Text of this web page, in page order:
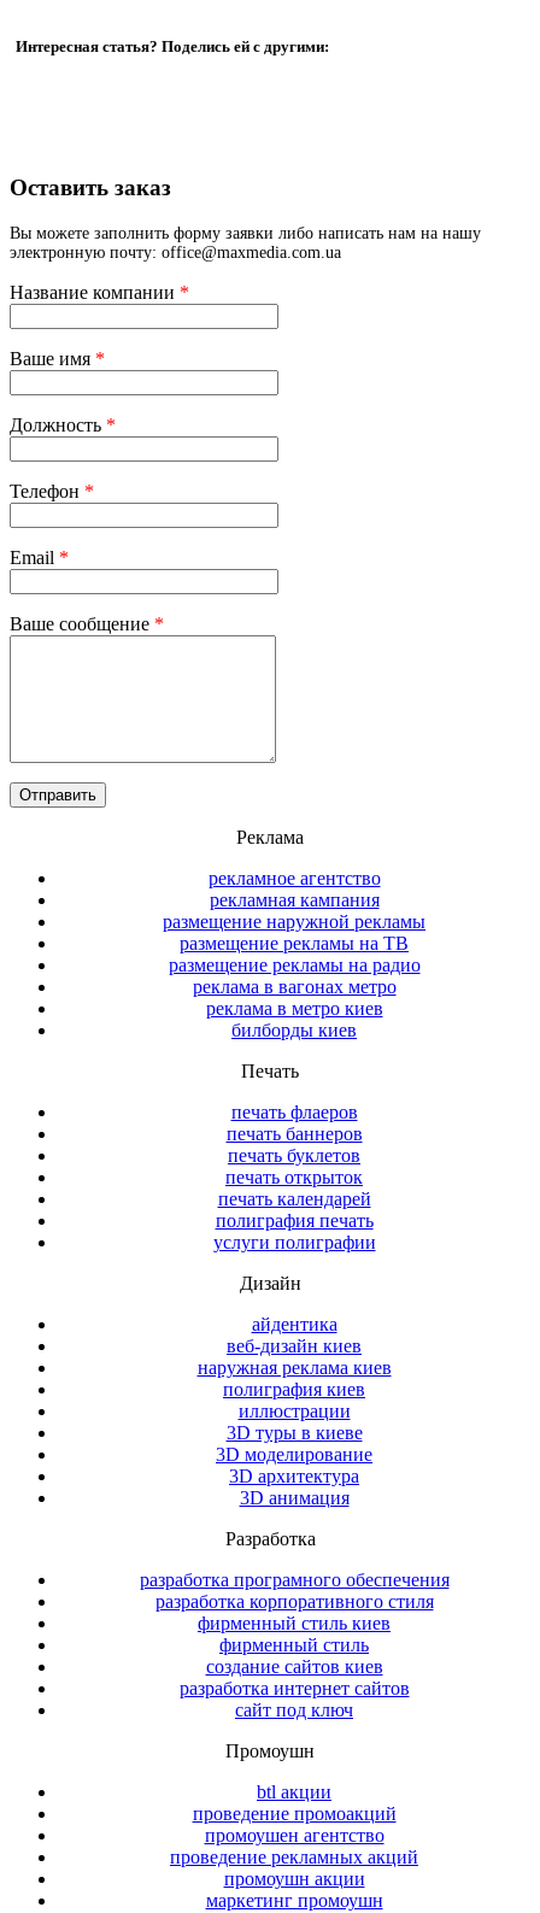
Интересная статья? Поделись ей с другими:
Оставить заказ
Вы можете заполнить форму заявки либо написать нам на нашу
электронную почту: office@maxmedia.com.ua
Название компании *
Ваше имя *
Должность *
Телефон *
Email *
Ваше сообщение *
Реклама
рекламное агентство
рекламная кампания
размещение наружной рекламы
размещение рекламы на ТВ
размещение рекламы на радио
реклама в вагонах метро
реклама в метро киев
билборды киев
Печать
печать флаеров
печать баннеров
печать буклетов
печать открыток
печать календарей
полиграфия печать
услуги полиграфии
Дизайн
айдентика
веб-дизайн киев
наружная реклама киев
полиграфия киев
иллюстрации
3D туры в киеве
3D моделирование
3D архитектура
3D анимация
Разработка
разработка програмного обеспечения
разработка корпоративного стиля
фирменный стиль киев
фирменный стиль
создание сайтов киев
разработка интернет сайтов
сайт под ключ
Промоушн
btl акции
проведение промоакций
промоушен агентство
проведение рекламных акций
промоушн акции
маркетинг промоушн